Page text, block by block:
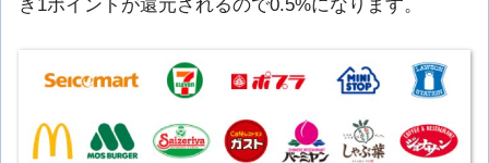
き1ポイントが還元されるので0.5%になります。